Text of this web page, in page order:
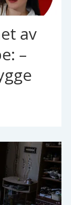
av
–